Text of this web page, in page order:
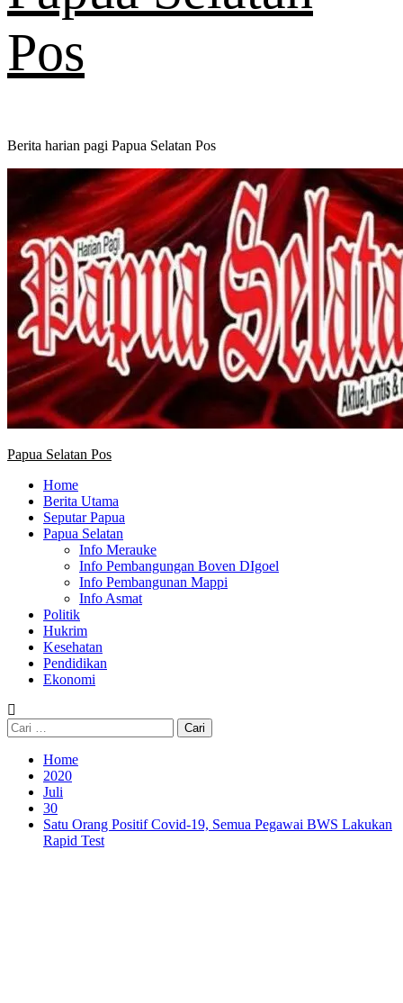
Pos
Berita harian pagi Papua Selatan Pos
Primary
Papua Selatan Pos
Home
Berita Utama
Seputar Papua
Papua Selatan
Info Merauke
Info Pembangungan Boven DIgoel
Info Pembangunan Mappi
Info Asmat
Politik
Hukrim
Kesehatan
Pendidikan
Ekonomi
Cari
untuk:
Home
2020
Juli
30
Satu Orang Positif Covid-19, Semua Pegawai BWS Lakukan
Rapid Test